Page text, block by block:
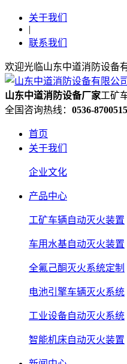
关于我们
|
联系我们
欢迎光临山东中道消防设备
山东中道消防设备厂家工矿
全国咨询热线： 0536-8700515
首页
关于我们
企业文化
产品中心
工矿车辆自动灭火装置
车用水基自动灭火装置
全氟己酮灭火系统定制
电池引擎车辆灭火系统
工业设备自动灭火系统
智能机床自动灭火装置